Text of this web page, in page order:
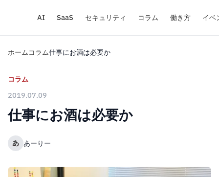
AI SaaS セキュリティ コラム 働き方 イベ
ホームコラム仕事にお酒は必要か
コラム
2019.07.09
仕事にお酒は必要か
あ あーりー